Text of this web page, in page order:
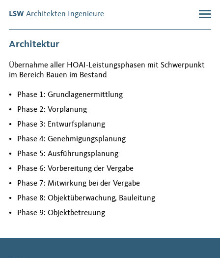
LSW Architekten Ingenieure
Büro
Profil
Geschäftsführung
Stellenangebote
Leistungen
Architektur
Bestandsaufnahme
Machbarkeitsstudien
Denkmalpflege
Brandschutz
Bauleitung
Architektur
Übernahme aller HOAI-Leistungsphasen mit Schwerpunkt
im Bereich Bauen im Bestand
Phase 1: Grundlagenermittlung
Phase 2: Vorplanung
Phase 3: Entwurfsplanung
Phase 4: Genehmigungsplanung
Phase 5: Ausführungsplanung
Phase 6: Vorbereitung der Vergabe
Phase 7: Mitwirkung bei der Vergabe
Phase 8: Objektüberwachung, Bauleitung
Phase 9: Objektbetreuung